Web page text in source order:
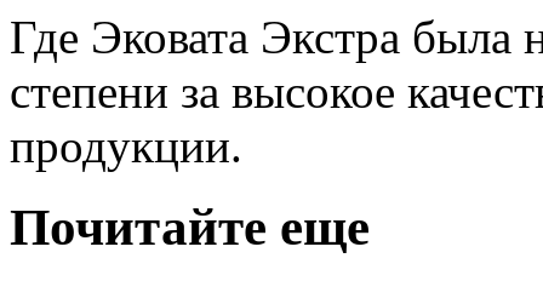
Где Эковата Экстра
степени за высокое
продукции.
Почитайте еще